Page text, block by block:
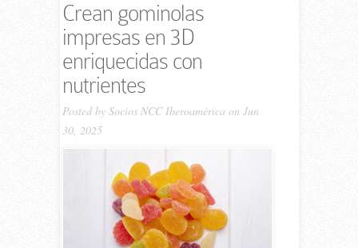
Crean gominolas
impresas en 3D
enriquecidas con
nutrientes
Posted by Socios NCC Iberoamérica on Jun
30, 2025